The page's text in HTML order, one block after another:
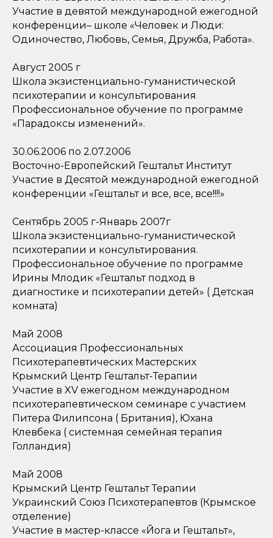
Участие в девятой международной ежегодной
конференции– школе «Человек и Люди:
Одиночество, Любовь, Семья, Дружба, Работа».
Август 2005 г
Школа экзистенциально-гуманистической
психотерапии и консультирования
Профессиональное обучение по программе
«Парадоксы изменений».
30.06.2006 по 2.07.2006
Восточно-Европейский Гештальт Институт
Участие в Десятой международной ежегодной
конференции «Гештальт и все, все, все!!!!»
Сентябрь 2005 г-Январь 2007г
Школа экзистенциально-гуманистической
психотерапии и консультирования.
Профессиональное обучение по программе
Ирины Млодик «Гештальт подход в
диагностике и психотерапии детей» ( Детская
комната)
Май 2008
Ассоциация Профессиональных
Психотерапевтических Мастерских
Крымский Центр Гештальт-Терапии
Участие в XV ежегодном международном
психотерапевтическом семинаре с участием
Питера Филипсона ( Британия), Юхана
Клевбека ( системная семейная терапия
Голландия)
Май 2008
Крымский Центр Гештальт Терапии
Украинский Союз Психотерапевтов (Крымское
отделение)
Участие в мастер-классе «Йога и Гештальт»,